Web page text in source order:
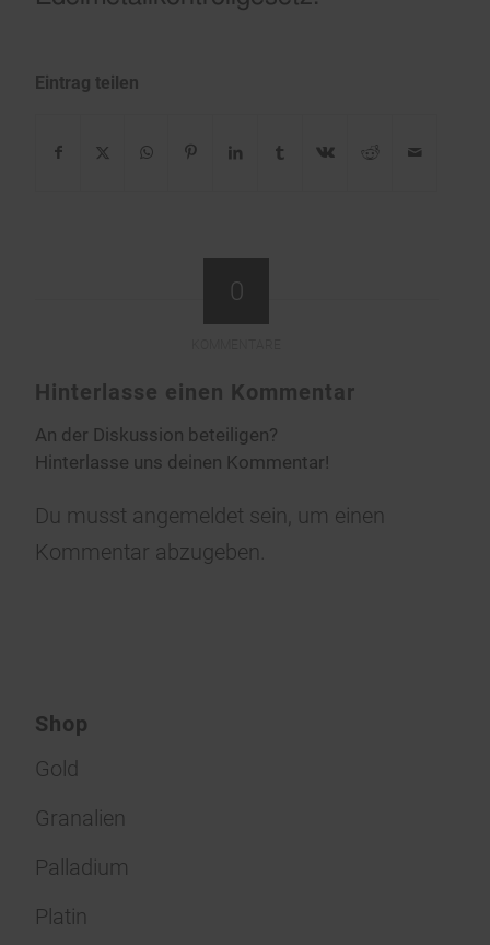
Eintrag teilen
0
Hinterlasse einen Kommentar
An der Diskussion beteiligen?
Hinterlasse uns deinen Kommentar!
Du musst angemeldet sein, um einen
Kommentar abzugeben.
Shop
Gold
Granalien
Palladium
Platin